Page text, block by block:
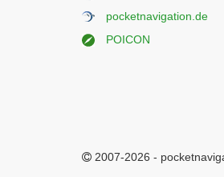
pocketnavigation.de
POICON
2007-2026 -